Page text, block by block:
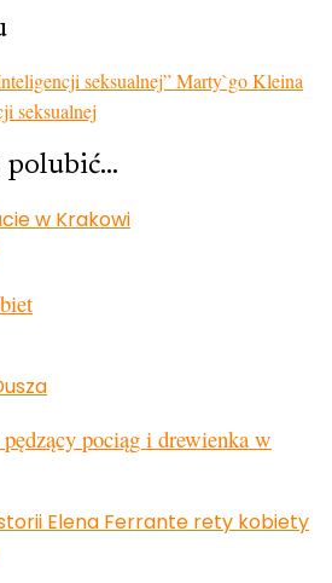
seksualnej” Marty`go Kleina
seksualnej
polubić…
pociąg i drewienka w